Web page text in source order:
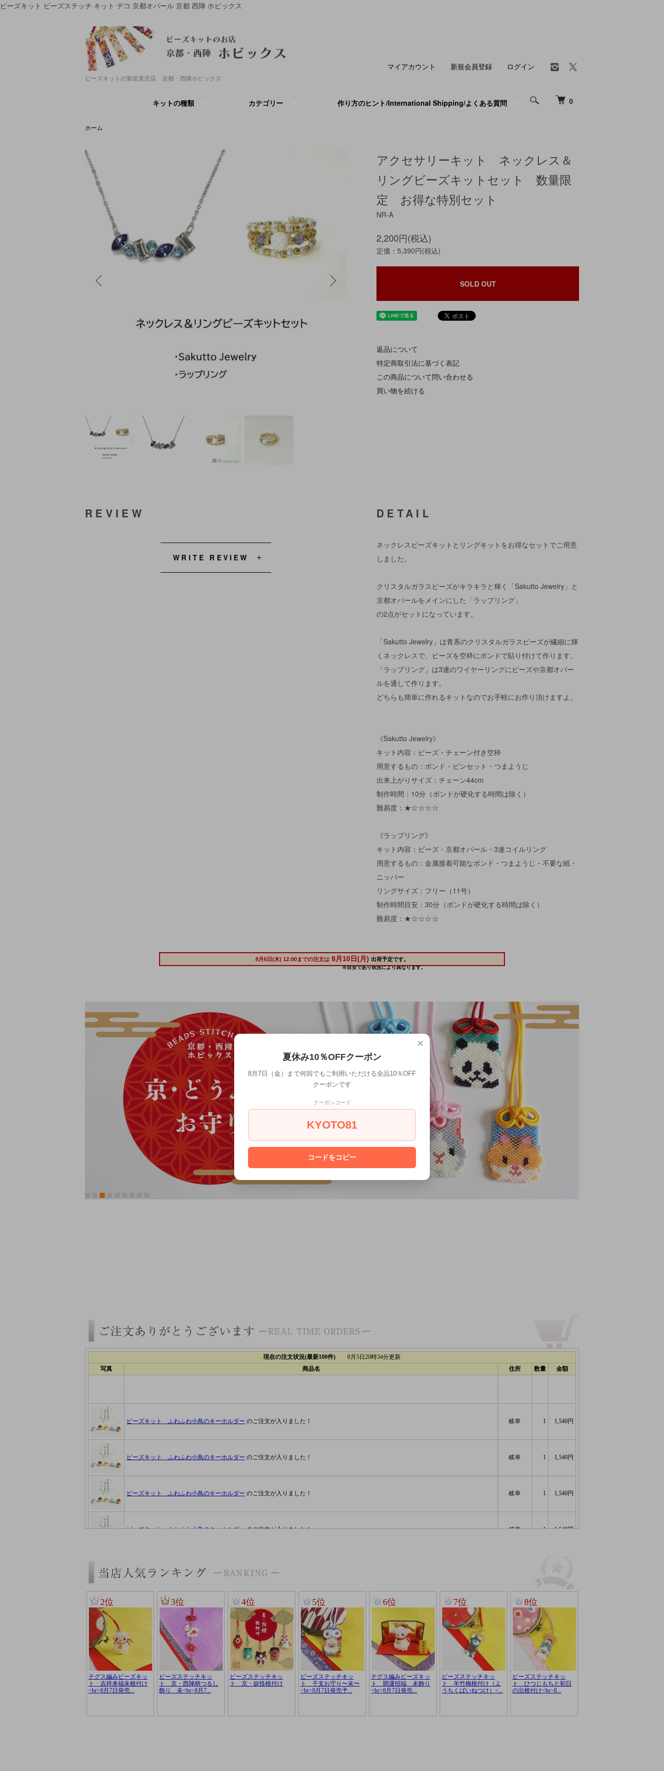
ビーズキット ビーズステッチ キット デコ 京都オパール 京都 西陣 ホビックス
ビーズキットの製造直売店 京都・西陣ホビックス
0
キットの種類 カテゴリー 作り方のヒント/International Shipping/よくある質問
マイアカウント 新規会員登録 ログイン
ホーム
アクセサリーキット ネックレス＆
リングビーズキットセット 数量限
定 お得な特別セット
NR-A
2,200円(税込)
定価：5,390円(税込)
SOLD OUT
返品について
特定商取引法に基づく表記
この商品について問い合わせる
買い物を続ける
DETAIL
ネックレスビーズキットとリングキットをお得なセットでご用意
しました。
クリスタルガラスビーズがキラキラと輝く「Sakutto Jewelry」と
京都オパールをメインにした「ラップリング」
の2点がセットになっています。
「Sakutto Jewelry」は青系のクリスタルガラスビーズが繊細に輝
くネックレスで、ビーズを空枠にボンドで貼り付けて作ります。
「ラップリング」は3連のワイヤーリングにビーズや京都オパー
ルを通して作ります。
どちらも簡単に作れるキットなのでお手軽にお作り頂けますよ。
《Sakutto Jewelry》
キット内容：ビーズ・チェーン付き空枠
用意するもの：ボンド・ピンセット・つまようじ
出来上がりサイズ：チェーン44cm
制作時間：10分（ボンドが硬化する時間は除く）
難易度：★☆☆☆☆
《ラップリング》
キット内容：ビーズ・京都オパール・3連コイルリング
用意するもの：金属接着可能なボンド・つまようじ・不要な紙・
ニッパー
リングサイズ：フリー（11号）
制作時間目安：30分（ボンドが硬化する時間は除く）
難易度：★☆☆☆☆
REVIEW
WRITE REVIEW
×
夏休み10％OFFクーポン
8月7日（金）まで何回でもご利用いただける全品10％OFF
クーポンです
クーポンコード
KYOTO81
コードをコピー